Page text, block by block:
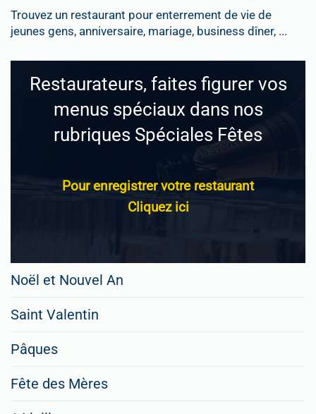
Trouvez un restaurant pour enterrement de vie de
jeunes gens, anniversaire, mariage, business dîner, ...
Restaurateurs, faites figurer vos
menus spéciaux dans nos
rubriques Spéciales Fêtes
Pour enregistrer votre restaurant
Cliquez ici
Noël et Nouvel An
Saint Valentin
Pâques
Fête des Mères